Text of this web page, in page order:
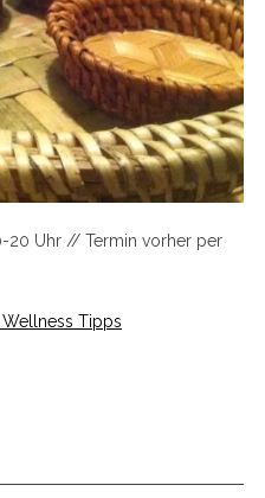
20 Uhr // Termin vorher per
Tipps